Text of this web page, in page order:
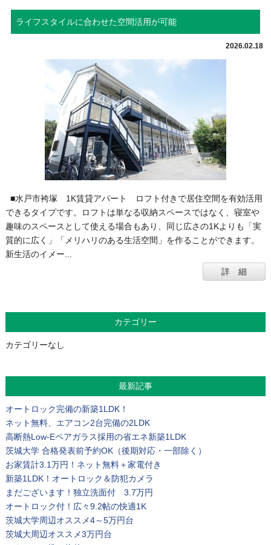
ライフスタイルに合わせた空間活用が可能
2026.02.18
■水戸市袴塚 1K賃貸アパート ロフト付きで居住空間を有効活用
できるタイプです。ロフトは単なる収納スペースではなく、寝室や
趣味のスペースとして使える場合もあり、同じ広さの1Kよりも「実
質的に広く」「メリハリのある生活空間」を作ることができます。
新生活のイメー...
詳 細
カテゴリー
カテゴリーなし
最新記事
オートロック完備の新築1LDK！
ネット無料、エアコン2台完備の2LDK
高断熱Low-Eペアガラス採用の省エネ新築1LDK
茨城大学 合格発表前予約OK（後期対応・一部除く）
お家賃計3.1万円！ネット無料＋家電付き
新築1LDK！オートロック＆防犯カメラ
まだございます！独立洗面付 3.7万円
オートロック付！広々9.2帖の快適1K
茨城大学周辺オススメ4～5万円台
茨城大周辺オススメ3万円台